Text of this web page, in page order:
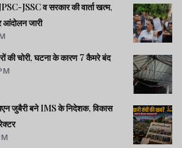
JSSC व सरकार की वार्ता खत्म,
आंदोलन जारी
की चोरी, घटना के कारण 7 कैमरे बंद
जुबैरी बने IMS के निदेशक, विकास